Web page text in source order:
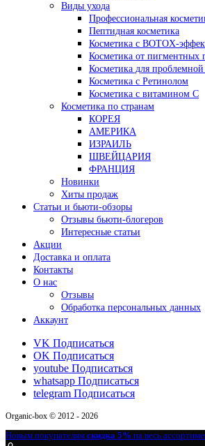
Виды ухода
Профессиональная
Пептидная косметика
Косметика с BOTOX-
Косметика от пигментных
Косметика для
Косметика с Ретинолом
Косметика с витамином С
Косметика по странам
КОРЕЯ
АМЕРИКА
ИЗРАИЛЬ
ШВЕЙЦАРИЯ
ФРАНЦИЯ
Новинки
Хиты продаж
Статьи и бьюти-обзоры
Отзывы бьюти-блогеров
Интересные статьи
Акции
Доставка и оплата
Контакты
О нас
Отзывы
Обработка персональных данных
Аккаунт
VK Подписаться
OK Подписаться
youtube Подписаться
whatsapp Подписаться
telegram Подписаться
Organic-box © 2012 - 2026
Новым покупателям скидка 5% на весь